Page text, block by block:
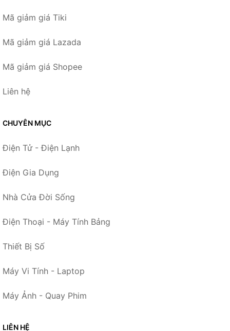
Mã giảm giá Tiki
Mã giảm giá Lazada
Mã giảm giá Shopee
Liên hệ
CHUYÊN MỤC
Điện Tử - Điện Lạnh
Điện Gia Dụng
Nhà Cửa Đời Sống
Điện Thoại - Máy Tính Bảng
Thiết Bị Số
Máy Vi Tính - Laptop
Máy Ảnh - Quay Phim
LIÊN HỆ